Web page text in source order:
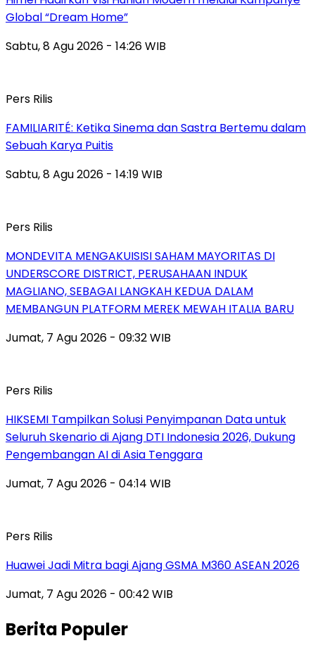
Global “Dream Home”
Sabtu, 8 Agu 2026 - 14:26 WIB
Pers Rilis
FAMILIARITÉ: Ketika Sinema dan Sastra Bertemu dalam
Sebuah Karya Puitis
Sabtu, 8 Agu 2026 - 14:19 WIB
Pers Rilis
MONDEVITA MENGAKUISISI SAHAM MAYORITAS DI
UNDERSCORE DISTRICT, PERUSAHAAN INDUK
MAGLIANO, SEBAGAI LANGKAH KEDUA DALAM
MEMBANGUN PLATFORM MEREK MEWAH ITALIA BARU
Jumat, 7 Agu 2026 - 09:32 WIB
Pers Rilis
HIKSEMI Tampilkan Solusi Penyimpanan Data untuk
Seluruh Skenario di Ajang DTI Indonesia 2026, Dukung
Pengembangan AI di Asia Tenggara
Jumat, 7 Agu 2026 - 04:14 WIB
Pers Rilis
Huawei Jadi Mitra bagi Ajang GSMA M360 ASEAN 2026
Jumat, 7 Agu 2026 - 00:42 WIB
Berita Populer